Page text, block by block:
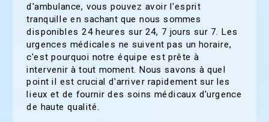
d'ambulance, vous pouvez avoir l'esprit
tranquille en sachant que nous sommes
disponibles 24 heures sur 24, 7 jours sur 7. Les
urgences médicales ne suivent pas un horaire,
c'est pourquoi notre équipe est prête à
intervenir à tout moment. Nous savons à quel
point il est crucial d'arriver rapidement sur les
lieux et de fournir des soins médicaux d'urgence
de haute qualité.